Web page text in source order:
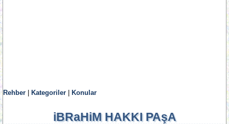
Rehber Kategoriler Konular
iBRaHiM HAKKI PAşA